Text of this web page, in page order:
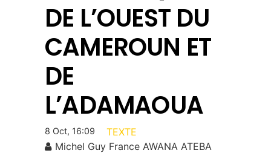
DE L’OUEST DU
CAMEROUN ET
DE
L’ADAMAOUA
8 Oct, 16:09
TEXTE
Michel Guy France AWANA ATEBA